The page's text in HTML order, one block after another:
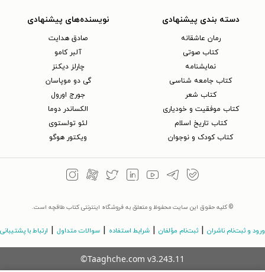
دسته بندی پیشنهادی
رمان عاشقانه
کتاب‌ صوتی
نمایشنامه
کتاب جامعه شناسی
کتاب شعر
کتاب موفقیت و خودیاری
کتاب تاریخ اسلام
کتاب کودک و نوجوان
نویسنده‌های پیشنهادی
صادق هدایت
آلبر کامو
چارلز دیکنز
گی دو موپاسان
جورج اورول
الکساندر دوما
لئو تولستوی
ویکتور هوگو
© کلیه حقوق این سایت محفوظ و متعلق به فروشگاه اینترنتی کتاب طاقچه است.
ورود و ثبت‌نام ناشران ثبت‌نام مؤلفان شرایط استفاده سوالات متداول ارتباط با پشتیبانی
©Taaghche.com v3.243.11